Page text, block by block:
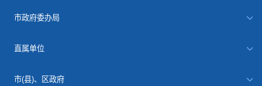
市政府委办局
直属单位
市(县)、区政府